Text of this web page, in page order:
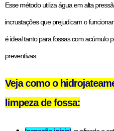
Esse método utiliza água em alta
incrustações que prejudicam o
é ideal tanto para fossas com acúmulo
preventivas.
Veja como o
limpeza de fossa: